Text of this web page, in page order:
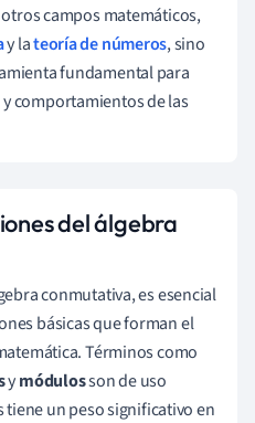
campos matemáticos,
y lateoría de números, sino
fundamental para
comportamientos de las
del álgebra
conmutativa, es esencial
básicas que forman el
Términos como
ymódulosson de uso
tiene un peso significativo en